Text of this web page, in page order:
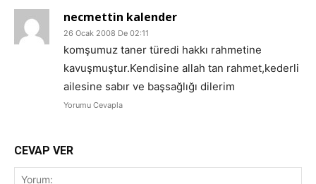
necmettin kalender
26 Ocak 2008 De 02:11
komşumuz taner türedi hakkı rahmetine
kavuşmuştur.Kendisine allah tan rahmet,kederli
ailesine sabır ve başsağlığı dilerim
Yorumu Cevapla
CEVAP VER